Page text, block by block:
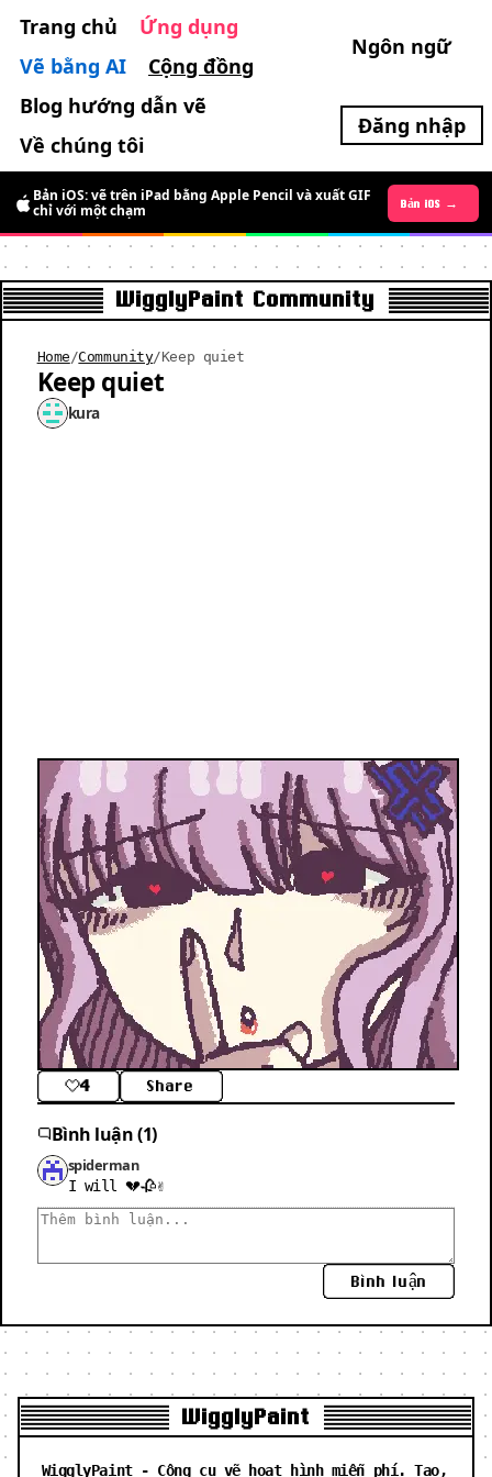
Trang chủ
Ứng dụng
Vẽ bằng AI
Cộng đồng
Blog hướng dẫn vẽ
Về chúng tôi
Ngôn ngữ
Đăng nhập
Bản Android →
Bản iOS: vẽ trên iPad bằng Apple Pencil và xuất GIF
chỉ với một chạm
Bản iOS →
WigglyPaint Community
Home /Community/Keep quiet
Keep quiet
kura
4 Share
Bình luận (1)
spiderman
I will 💔🥀✌
Bình luận
WigglyPaint
WigglyPaint - Công cụ vẽ hoạt hình miễn phí. Tạo,